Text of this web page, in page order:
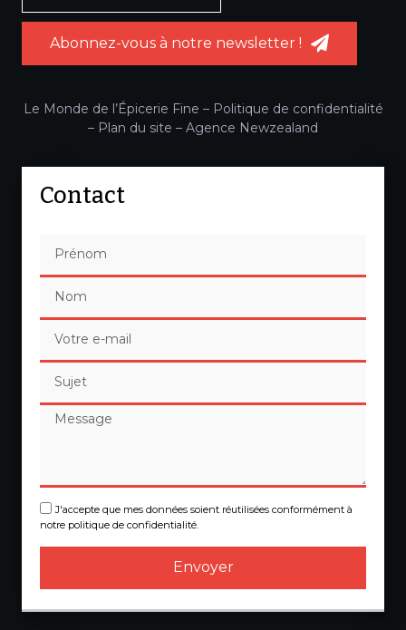
Abonnez-vous à notre newsletter !
Le Monde de l’Épicerie Fine – Politique de confidentialité
– Plan du site – Agence Newzealand
Contact
J'accepte que mes données soient réutilisées conformément à
notre politique de confidentialité.
Envoyer